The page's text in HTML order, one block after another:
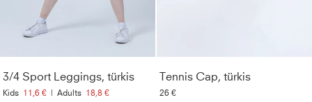
3/4 Sport Leggings, türkis
Kids 11,6 € | Adults 18,8 €
Tennis Cap, türkis
26 €